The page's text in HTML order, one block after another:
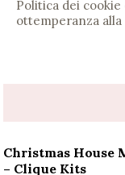
Politica dei
ottemperanza
Christmas House
– Clique Kits